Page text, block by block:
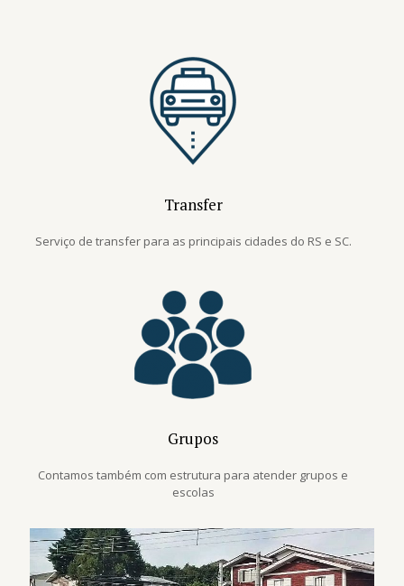
Transfer
Serviço de transfer para as principais cidades do RS e SC.
Grupos
Contamos também com estrutura para atender grupos e
escolas